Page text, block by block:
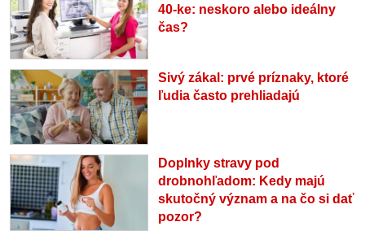
40-ke: neskoro alebo ideálny
čas?
Sivý zákal: prvé príznaky, ktoré
ľudia často prehliadajú
Doplnky stravy pod
drobnohľadom: Kedy majú
skutočný význam a na čo si dať
pozor?